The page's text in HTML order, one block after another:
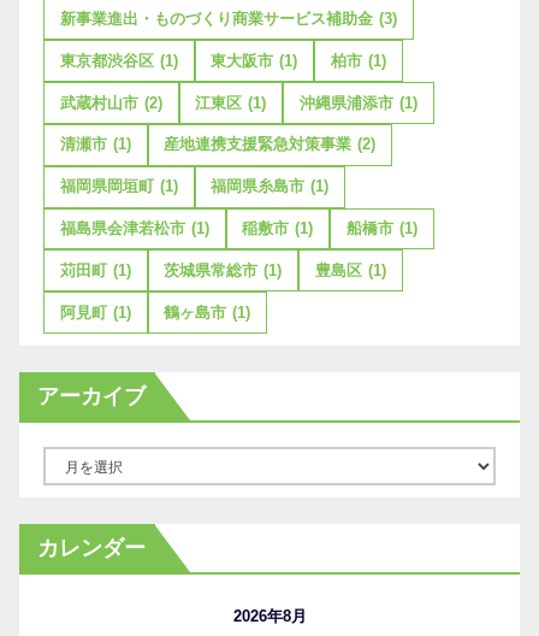
新事業進出・ものづくり商業サービス補助金 (3)
東京都渋谷区 (1) 東大阪市 (1) 柏市 (1)
武蔵村山市 (2) 江東区 (1) 沖縄県浦添市 (1)
清瀬市 (1) 産地連携支援緊急対策事業 (2)
福岡県岡垣町 (1) 福岡県糸島市 (1)
福島県会津若松市 (1) 稲敷市 (1) 船橋市 (1)
苅田町 (1) 茨城県常総市 (1) 豊島区 (1)
阿見町 (1) 鶴ヶ島市 (1)
アーカイブ
カ
イ
カレンダー
2026年8月